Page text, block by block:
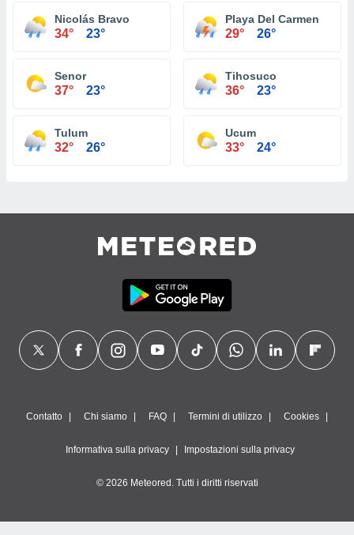
Nicolás Bravo
34° 23°
Playa Del Carmen
29° 26°
Senor
37° 23°
Tihosuco
36° 23°
Tulum
32° 26°
Ucum
33° 24°
Contatto Chi siamo FAQ Termini di utilizzo Cookies
Informativa sulla privacy Impostazioni sulla privacy
© 2026 Meteored. Tutti i diritti riservati